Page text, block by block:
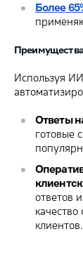
Более
Используя
Ответы
готовые
ответов
клиентов.